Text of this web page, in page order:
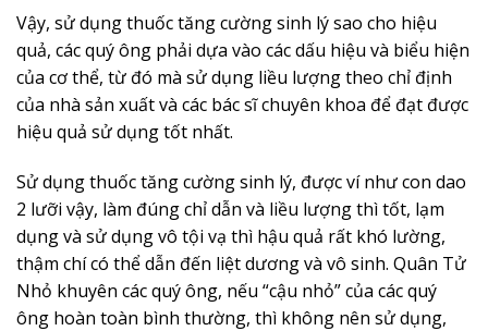
Vậy, sử dụng thuốc tăng cường sinh lý sao cho hiệu
quả, các quý ông phải dựa vào các dấu hiệu và biểu hiện
của cơ thể, từ đó mà sử dụng liều lượng theo chỉ định
của nhà sản xuất và các bác sĩ chuyên khoa để đạt được
hiệu quả sử dụng tốt nhất.
Sử dụng thuốc tăng cường sinh lý, được ví như con dao
2 lưỡi vậy, làm đúng chỉ dẫn và liều lượng thì tốt, lạm
dụng và sử dụng vô tội vạ thì hậu quả rất khó lường,
thậm chí có thể dẫn đến liệt dương và vô sinh. Quân Tử
Nhỏ khuyên các quý ông, nếu “cậu nhỏ” của các quý
ông hoàn toàn bình thường, thì không nên sử dụng,